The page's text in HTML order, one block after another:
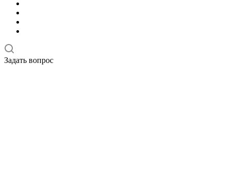
Задать вопрос